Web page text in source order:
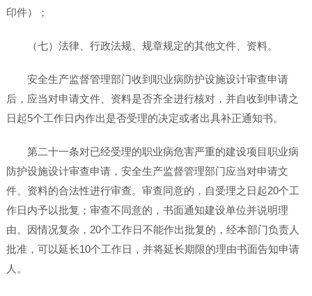
印件）；
（七）法律、行政法规、规章规定的其他文件、资料。
安全生产监督管理部门收到职业病防护设施设计审查申请
后，应当对申请文件、资料是否齐全进行核对，并自收到申请之
日起5个工作日内作出是否受理的决定或者出具补正通知书。
第二十一条对已经受理的职业病危害严重的建设项目职业病
防护设施设计审查申请，安全生产监督管理部门应当对申请文
件、资料的合法性进行审查。审查同意的，自受理之日起20个工
作日内予以批复；审查不同意的，书面通知建设单位并说明理
由。因情况复杂，20个工作日不能作出批复的，经本部门负责人
批准，可以延长10个工作日，并将延长期限的理由书面告知申请
人。